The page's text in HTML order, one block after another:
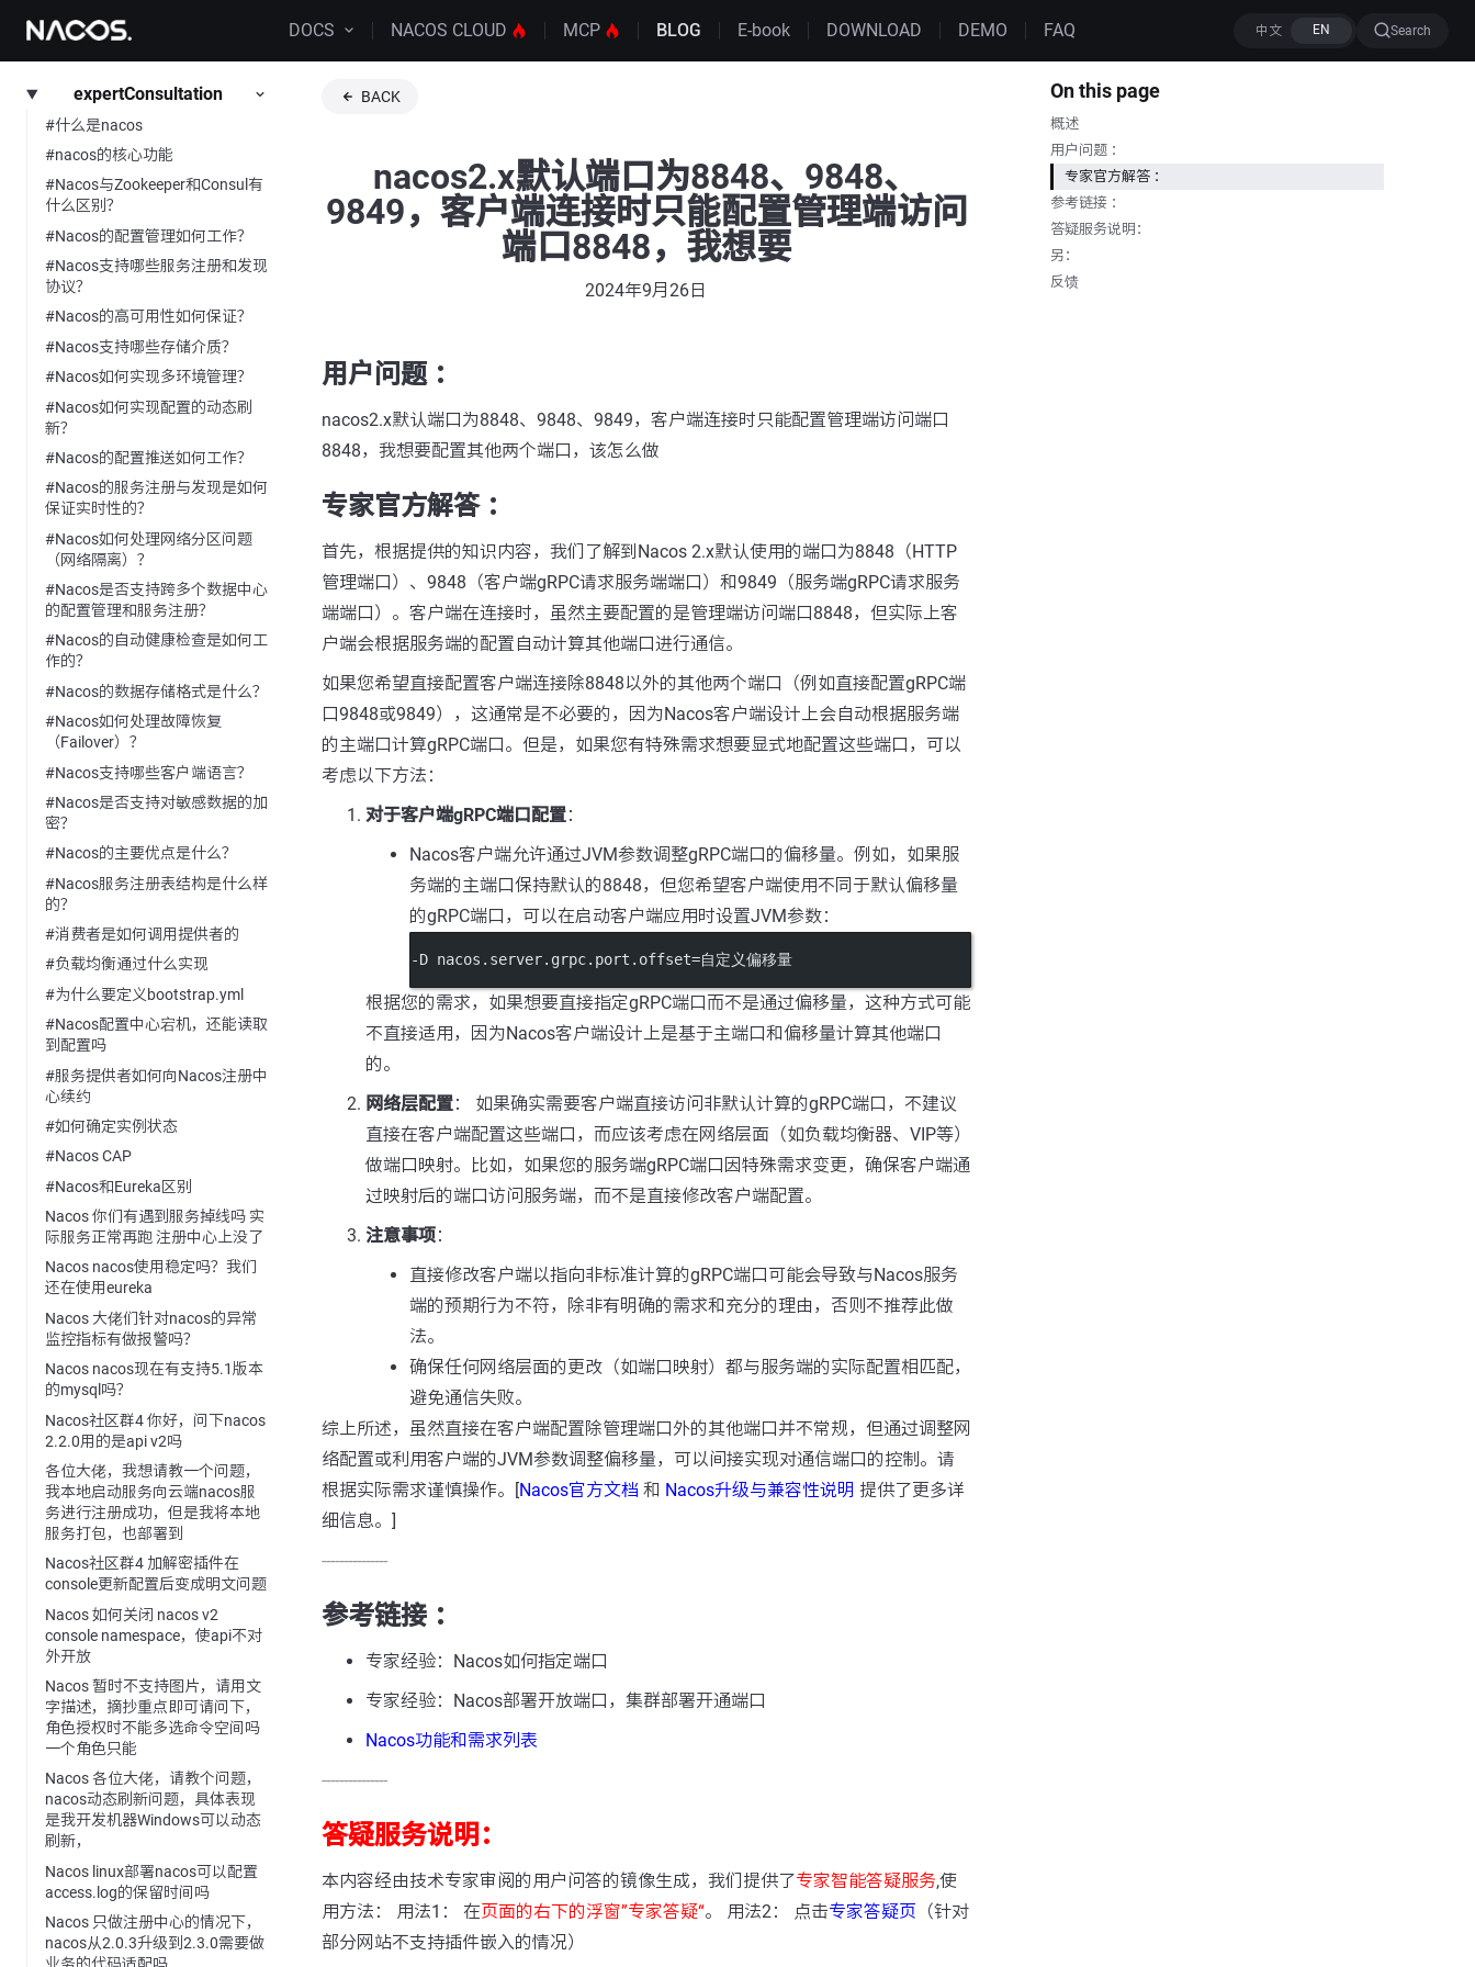
DOCS NACOS CLOUD MCP BLOG E-book DOWNLOAD DEMO FAQ Search
expertConsultation
#什么是nacos
#nacos的核心功能
#Nacos与Zookeeper和Consul有
什么区别？
#Nacos的配置管理如何工作？
#Nacos支持哪些服务注册和发现
协议？
#Nacos的高可用性如何保证？
#Nacos支持哪些存储介质？
#Nacos如何实现多环境管理？
#Nacos如何实现配置的动态刷
新？
#Nacos的配置推送如何工作？
#Nacos的服务注册与发现是如何
保证实时性的？
#Nacos如何处理网络分区问题
（网络隔离）？
#Nacos是否支持跨多个数据中心
的配置管理和服务注册？
#Nacos的自动健康检查是如何工
作的？
#Nacos的数据存储格式是什么？
#Nacos如何处理故障恢复
（Failover）？
#Nacos支持哪些客户端语言？
#Nacos是否支持对敏感数据的加
密？
#Nacos的主要优点是什么？
#Nacos服务注册表结构是什么样
的？
#消费者是如何调用提供者的
#负载均衡通过什么实现
#为什么要定义bootstrap.yml
#Nacos配置中心宕机，还能读取
到配置吗
#服务提供者如何向Nacos注册中
心续约
#如何确定实例状态
#Nacos CAP
#Nacos和Eureka区别
Nacos 你们有遇到服务掉线吗 实
际服务正常再跑 注册中心上没了
Nacos nacos使用稳定吗？我们
还在使用eureka
Nacos 大佬们针对nacos的异常
监控指标有做报警吗？
Nacos nacos现在有支持5.1版本
的mysql吗？
Nacos社区群4 你好，问下nacos
2.2.0用的是api v2吗
各位大佬，我想请教一个问题，
我本地启动服务向云端nacos服
务进行注册成功，但是我将本地
服务打包，也部署到
Nacos社区群4 加解密插件在
console更新配置后变成明文问题
Nacos 如何关闭 nacos v2
console namespace，使api不对
外开放
Nacos 暂时不支持图片，请用文
字描述，摘抄重点即可请问下，
角色授权时不能多选命令空间吗
一个角色只能
Nacos 各位大佬，请教个问题，
nacos动态刷新问题，具体表现
是我开发机器Windows可以动态
刷新，
Nacos linux部署nacos可以配置
access.log的保留时间吗
Nacos 只做注册中心的情况下，
nacos从2.0.3升级到2.3.0需要做
BACK
nacos2.x默认端口为8848、9848、
9849，客户端连接时只能配置管理端访问
端口8848，我想要
2024年9月26日
用户问题 ：
nacos2.x默认端口为8848、9848、9849，客户端连接时只能配置管理端访问端口
8848，我想要配置其他两个端口，该怎么做
专家官方解答 ：
首先，根据提供的知识内容，我们了解到Nacos 2.x默认使用的端口为8848（HTTP
管理端口）、9848（客户端gRPC请求服务端端口）和9849（服务端gRPC请求服务
端端口）。客户端在连接时，虽然主要配置的是管理端访问端口8848，但实际上客
户端会根据服务端的配置自动计算其他端口进行通信。
如果您希望直接配置客户端连接除8848以外的其他两个端口（例如直接配置gRPC端
口9848或9849），这通常是不必要的，因为Nacos客户端设计上会自动根据服务端
的主端口计算gRPC端口。但是，如果您有特殊需求想要显式地配置这些端口，可以
考虑以下方法：
对于客户端gRPC端口配置：
Nacos客户端允许通过JVM参数调整gRPC端口的偏移量。例如，如果服
务端的主端口保持默认的8848，但您希望客户端使用不同于默认偏移量
的gRPC端口，可以在启动客户端应用时设置JVM参数：
-D nacos.server.grpc.port.offset=自定义偏移量
根据您的需求，如果想要直接指定gRPC端口而不是通过偏移量，这种方式可能
不直接适用，因为Nacos客户端设计上是基于主端口和偏移量计算其他端口
的。
网络层配置： 如果确实需要客户端直接访问非默认计算的gRPC端口，不建议
直接在客户端配置这些端口，而应该考虑在网络层面（如负载均衡器、VIP等）
做端口映射。比如，如果您的服务端gRPC端口因特殊需求变更，确保客户端通
过映射后的端口访问服务端，而不是直接修改客户端配置。
注意事项：
直接修改客户端以指向非标准计算的gRPC端口可能会导致与Nacos服务
端的预期行为不符，除非有明确的需求和充分的理由，否则不推荐此做
法。
确保任何网络层面的更改（如端口映射）都与服务端的实际配置相匹配，
避免通信失败。
综上所述，虽然直接在客户端配置除管理端口外的其他端口并不常规，但通过调整网
络配置或利用客户端的JVM参数调整偏移量，可以间接实现对通信端口的控制。请
根据实际需求谨慎操作。[Nacos官方文档 和 Nacos升级与兼容性说明 提供了更多详
细信息。]
---------------
参考链接 ：
专家经验：Nacos如何指定端口
专家经验：Nacos部署开放端口，集群部署开通端口
Nacos功能和需求列表
---------------
答疑服务说明：
本内容经由技术专家审阅的用户问答的镜像生成，我们提供了专家智能答疑服务,使
用方法： 用法1： 在页面的右下的浮窗”专家答疑“。 用法2： 点击专家答疑页 （针对
部分网站不支持插件嵌入的情况）
On this page
概述
用户问题 ：
专家官方解答 ：
参考链接 ：
答疑服务说明：
另：
反馈